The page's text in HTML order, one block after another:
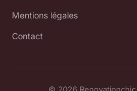
Mentions légales
Contact